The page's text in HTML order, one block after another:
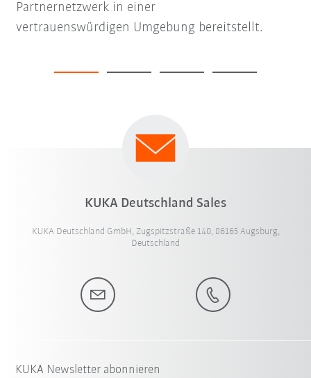
Partnernetzwerk in einer
vertrauenswürdigen Umgebung bereitstellt.
KUKA Deutschland Sales
KUKA Deutschland GmbH, Zugspitzstraße 140, 86165 Augsburg,
Deutschland
KUKA Newsletter abonnieren